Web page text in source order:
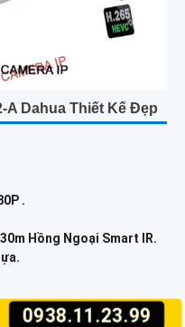
0938.11.23.99
A Dahua Thiết Kế Đẹp
.
Hồng Ngoại Smart IR.